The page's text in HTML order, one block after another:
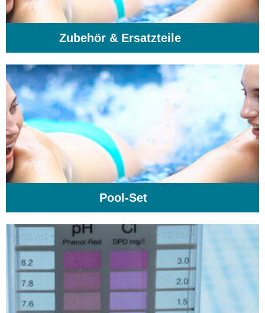
Zubehör & Ersatzteile
Pool-Set